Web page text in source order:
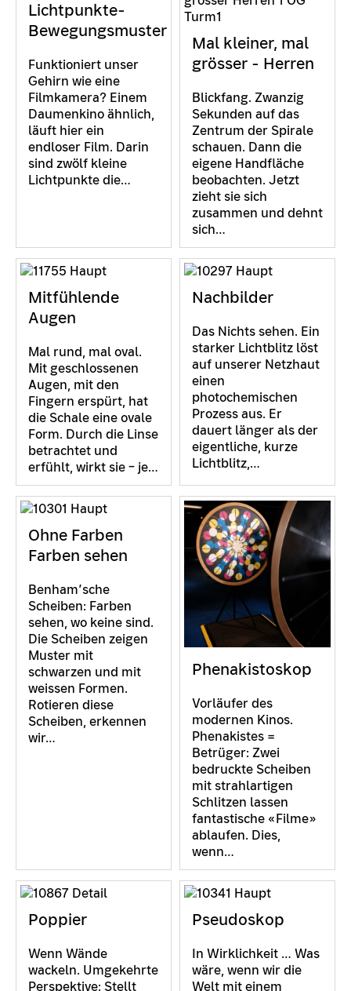
Lichtpunkte-
Bewegungsmuster
Funktioniert unser
Gehirn wie eine
Filmkamera? Einem
Daumenkino ähnlich,
läuft hier ein
endloser Film. Darin
sind zwölf kleine
Lichtpunkte die…
Mal kleiner, mal
grösser - Herren
Blickfang. Zwanzig
Sekunden auf das
Zentrum der Spirale
schauen. Dann die
eigene Handfläche
beobachten. Jetzt
zieht sie sich
zusammen und dehnt
sich…
Mitfühlende
Augen
Mal rund, mal oval.
Mit geschlossenen
Augen, mit den
Fingern erspürt, hat
die Schale eine ovale
Form. Durch die Linse
betrachtet und
erfühlt, wirkt sie – je…
Nachbilder
Das Nichts sehen. Ein
starker Lichtblitz löst
auf unserer Netzhaut
einen
photochemischen
Prozess aus. Er
dauert länger als der
eigentliche, kurze
Lichtblitz,…
Ohne Farben
Farben sehen
Benham’sche
Scheiben: Farben
sehen, wo keine sind.
Die Scheiben zeigen
Muster mit
schwarzen und mit
weissen Formen.
Rotieren diese
Scheiben, erkennen
wir…
Phenakistoskop
Vorläufer des
modernen Kinos.
Phenakistes =
Betrüger: Zwei
bedruckte Scheiben
mit strahlartigen
Schlitzen lassen
fantastische «Filme»
ablaufen. Dies,
wenn…
Poppier
Wenn Wände
wackeln. Umgekehrte
Perspektive: Stellt
Pseudoskop
In Wirklichkeit … Was
wäre, wenn wir die
Welt mit einem